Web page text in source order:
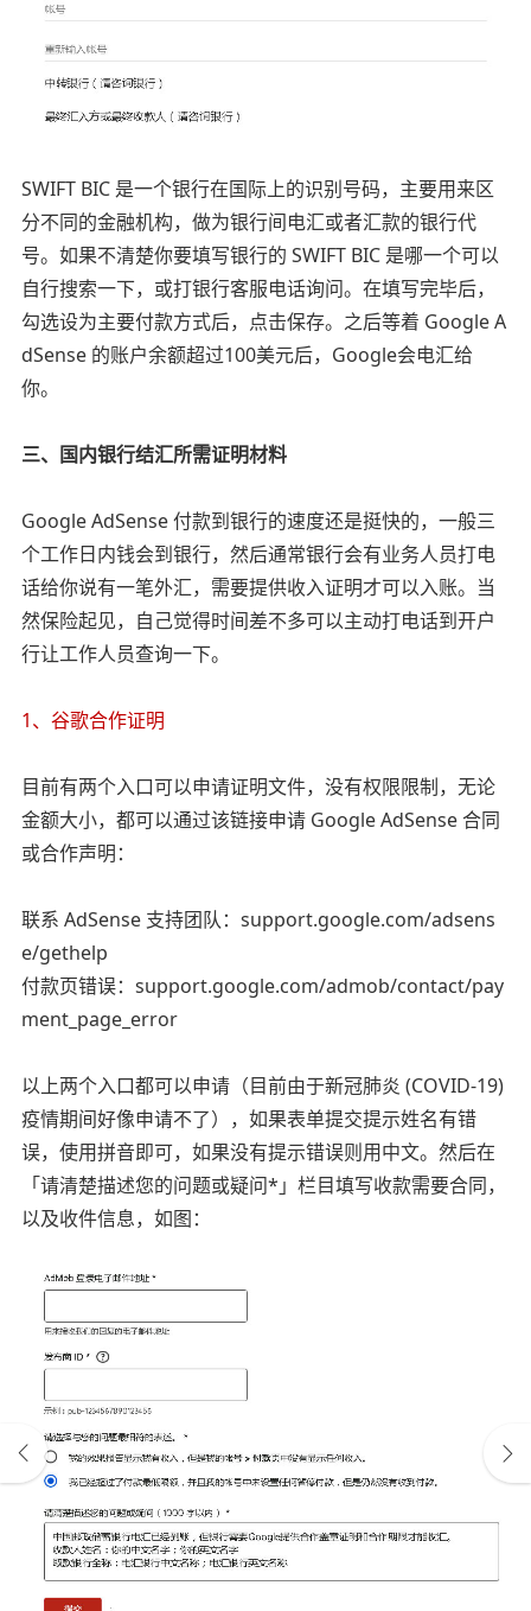
SWIFT BIC 是一个银行在国际上的识别号码，主要用来区
分不同的金融机构，做为银行间电汇或者汇款的银行代
号。如果不清楚你要填写银行的 SWIFT BIC 是哪一个可以
自行搜索一下，或打银行客服电话询问。在填写完毕后，
勾选设为主要付款方式后，点击保存。之后等着 Google A
dSense 的账户余额超过100美元后，Google会电汇给
你。
三、国内银行结汇所需证明材料
Google AdSense 付款到银行的速度还是挺快的，一般三
个工作日内钱会到银行，然后通常银行会有业务人员打电
话给你说有一笔外汇，需要提供收入证明才可以入账。当
然保险起见，自己觉得时间差不多可以主动打电话到开户
行让工作人员查询一下。
1、谷歌合作证明
目前有两个入口可以申请证明文件，没有权限限制，无论
金额大小，都可以通过该链接申请 Google AdSense 合同
或合作声明：
联系 AdSense 支持团队：support.google.com/adsens
e/gethelp
付款页错误：support.google.com/admob/contact/pay
ment_page_error
以上两个入口都可以申请（目前由于新冠肺炎 (COVID-19)
疫情期间好像申请不了），如果表单提交提示姓名有错
误，使用拼音即可，如果没有提示错误则用中文。然后在
「请清楚描述您的问题或疑问*」栏目填写收款需要合同，
以及收件信息，如图：